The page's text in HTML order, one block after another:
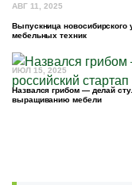
АВГ 11, 2025
Выпускница
мебельных техник
ИЮЛ 15, 2025
Назвался грибом — делай
выращиванию мебели